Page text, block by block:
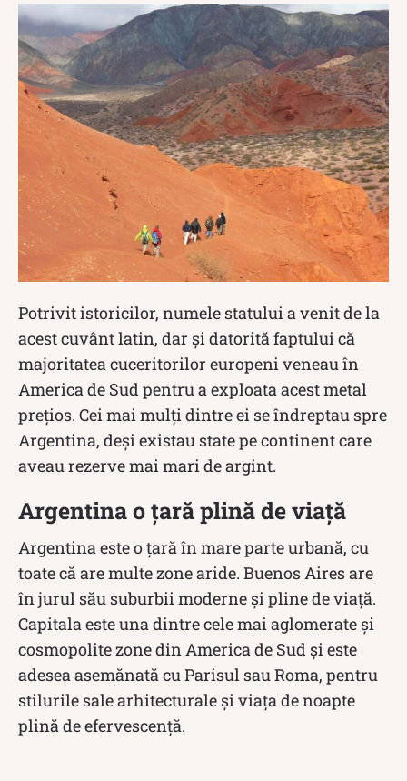
Potrivit istoricilor, numele statului a venit de la
acest cuvânt latin, dar și datorită faptului că
majoritatea cuceritorilor europeni veneau în
America de Sud pentru a exploata acest metal
prețios. Cei mai mulți dintre ei se îndreptau spre
Argentina, deși existau state pe continent care
aveau rezerve mai mari de argint.
Argentina o țară plină de viață
Argentina este o țară în mare parte urbană, cu
toate că are multe zone aride. Buenos Aires are
în jurul său suburbii moderne și pline de viață.
Capitala este una dintre cele mai aglomerate și
cosmopolite zone din America de Sud și este
adesea asemănată cu Parisul sau Roma, pentru
stilurile sale arhitecturale și viața de noapte
plină de efervescență.